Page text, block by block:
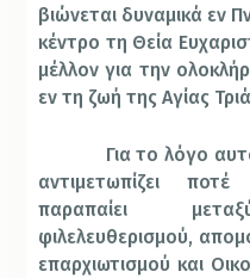
βιώνεται δυναμικά εν
κέντρο τη Θεία
μέλλον για την
εν τη ζωή της Αγίας
Για το λόγο
αντιμετωπίζει
παραπαίει
φιλελευθερισμού,
επαρχιωτισμού και